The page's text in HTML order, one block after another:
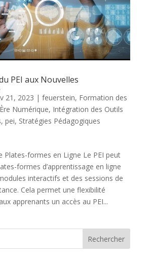
PEI aux Nouvelles
21, 2023 | feuerstein, Formation des
Numérique, Intégration des Outils
, pei, Stratégies Pédagogiques
Plates-formes en Ligne Le PEI peut
formes d’apprentissage en ligne
interactifs et des sessions de
Cela permet une flexibilité
apprenants un accès au PEI...
Rechercher